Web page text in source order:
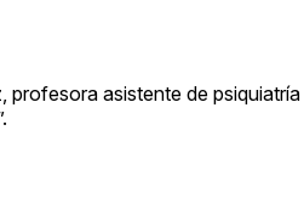
asistente de